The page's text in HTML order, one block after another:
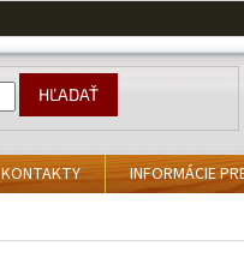
HĽADAŤ
KONTAKTY
INFORMÁCIE